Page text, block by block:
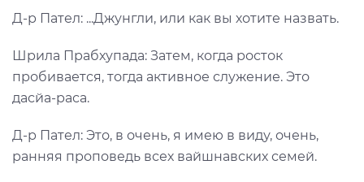
Д-р Пател: ...Джунгли, или как вы хотите назвать.
Шрила Прабхупада: Затем, когда росток
пробивается, тогда активное служение. Это
дасйа-раса.
Д-р Пател: Это, в очень, я имею в виду, очень,
ранняя проповедь всех вайшнавских семей.